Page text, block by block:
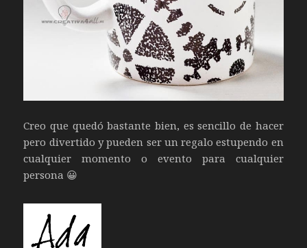
Creo que quedó bastante bien, es sencillo de hacer
pero divertido y pueden ser un regalo estupendo en
cualquier momento o evento para cualquier
persona 😀